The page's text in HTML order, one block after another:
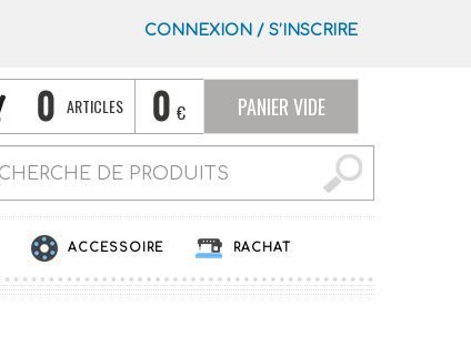
CONNEXION / S’INSCRIRE
0 ARTICLES 0 € PANIER VIDE
ACCESSOIRE RACHAT